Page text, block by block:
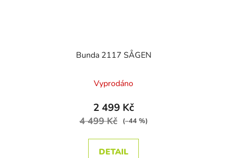
Bunda 2117 SÅGEN
Vyprodáno
2 499 Kč
4 499 Kč (–44 %)
DETAIL